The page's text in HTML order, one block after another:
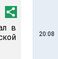
в
20:08